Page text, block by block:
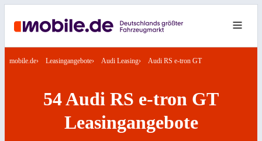
mobile.de Leasingangebote Audi Leasing Audi RS e-tron GT
54 Audi RS e-tron GT
Leasingangebote